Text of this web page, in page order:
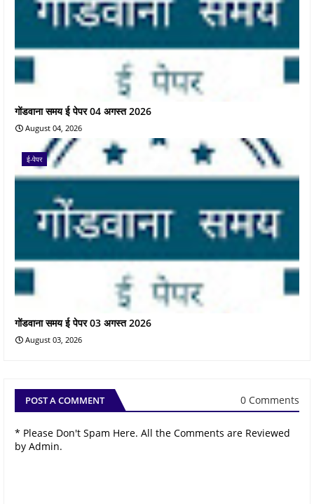
गोंडवाना समय ई पेपर 04 अगस्त 2026
August 04, 2026
ई-पेपर
गोंडवाना समय ई पेपर 03 अगस्त 2026
August 03, 2026
POST A COMMENT 0 Comments
* Please Don't Spam Here. All the Comments are Reviewed
by Admin.